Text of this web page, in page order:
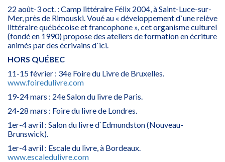
22 août-3 oct. : Camp littéraire Félix 2004, à Saint-Luce-sur-
Mer, près de Rimouski. Voué au « développement d`une relève
littéraire québécoise et francophone », cet organisme culturel
(fondé en 1990) propose des ateliers de formation en écriture
animés par des écrivains d`ici.
HORS QUÉBEC
11-15 février : 34e Foire du Livre de Bruxelles.
www.foiredulivre.com
19-24 mars : 24e Salon du livre de Paris.
24-28 mars : Foire du livre de Londres.
1er-4 avril : Salon du livre d`Edmundston (Nouveau-
Brunswick).
1er-4 avril : Escale du livre, à Bordeaux.
www.escaledulivre.com